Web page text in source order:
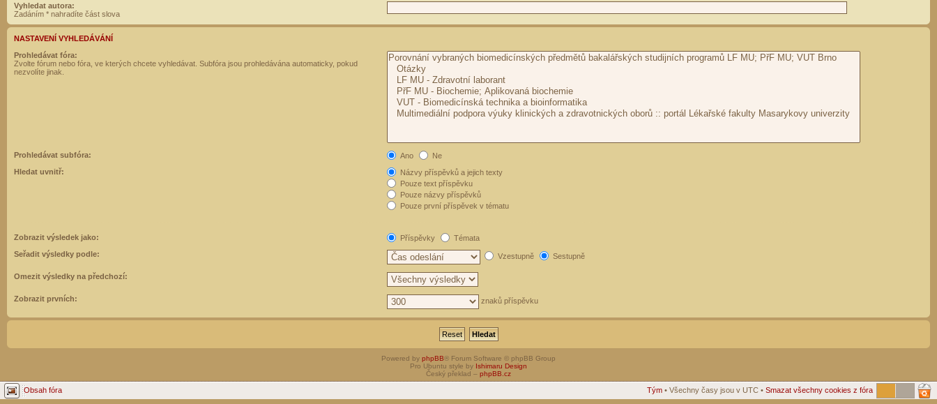
Vyhledat autora:
Zadáním * nahradíte část slova
NASTAVENÍ VYHLEDÁVÁNÍ
Prohledávat fóra:
Zvolte fórum nebo fóra, ve kterých chcete vyhledávat. Subfóra jsou prohledávána automaticky, pokud
nezvolíte jinak.
Prohledávat subfóra: Ano
Ne
Hledat uvnitř:
Názvy příspěvků a jejich texty
Pouze text příspěvku
Pouze názvy příspěvků
Pouze první příspěvek v tématu
Zobrazit výsledek jako: Příspěvky
Témata
Seřadit výsledky podle:
Vzestupně Sestupně
Omezit výsledky na předchozí:
Zobrazit prvních: znaků příspěvku
Powered by phpBB® Forum Software © phpBB Group
Pro Ubuntu style by Ishimaru Design
Český překlad – phpBB.cz
Obsah fóra Tým • Všechny časy jsou v UTC • Smazat všechny cookies z fóra